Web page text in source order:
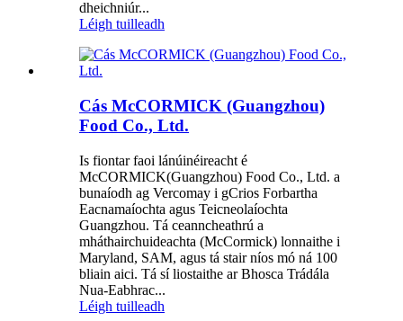
dheichniúr...
Léigh tuilleadh
Cás McCORMICK (Guangzhou)
Food Co., Ltd.
Is fiontar faoi lánúinéireacht é
McCORMICK(Guangzhou) Food Co., Ltd. a
bunaíodh ag Vercomay i gCrios Forbartha
Eacnamaíochta agus Teicneolaíochta
Guangzhou. Tá ceanncheathrú a
mháthairchuideachta (McCormick) lonnaithe i
Maryland, SAM, agus tá stair níos mó ná 100
bliain aici. Tá sí liostaithe ar Bhosca Trádála
Nua-Eabhrac...
Léigh tuilleadh